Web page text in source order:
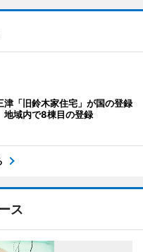
津「旧鈴木家住宅」が国の登録
域内で8棟目の登録
ス